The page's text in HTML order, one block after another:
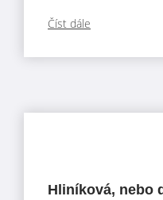
Číst dále
Hliníková, nebo